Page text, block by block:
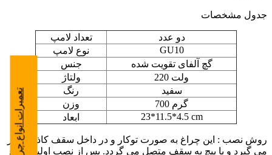
جدول مشخصات
تعداد لامپ
دو عدد
نوع لامپ
GU10
جنس
گچ آلفای تقویت شده
ولتاژ
220 ولت
رنگ
سفید
وزن
700 گرم
ابعاد
23*11.5*4.5 cm
روش نصب : این چراغ به صورت توکار و در داخل سقف کاذب قرار
می گیرد و با پیچ به سقف متصل می گردد. پس از نصب اولیه چراغ
تعمیرات انواع چراغ